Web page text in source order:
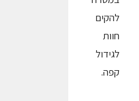
להקים
חוות
לגידול
קפה.